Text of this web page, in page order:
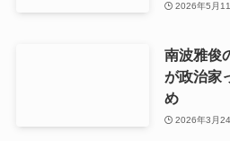
2026年5月
南波雅俊
が政治家
め
2026年3月